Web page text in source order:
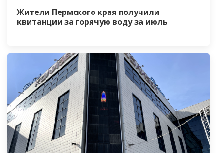
Жители Пермского края получили
квитанции за горячую воду за июль